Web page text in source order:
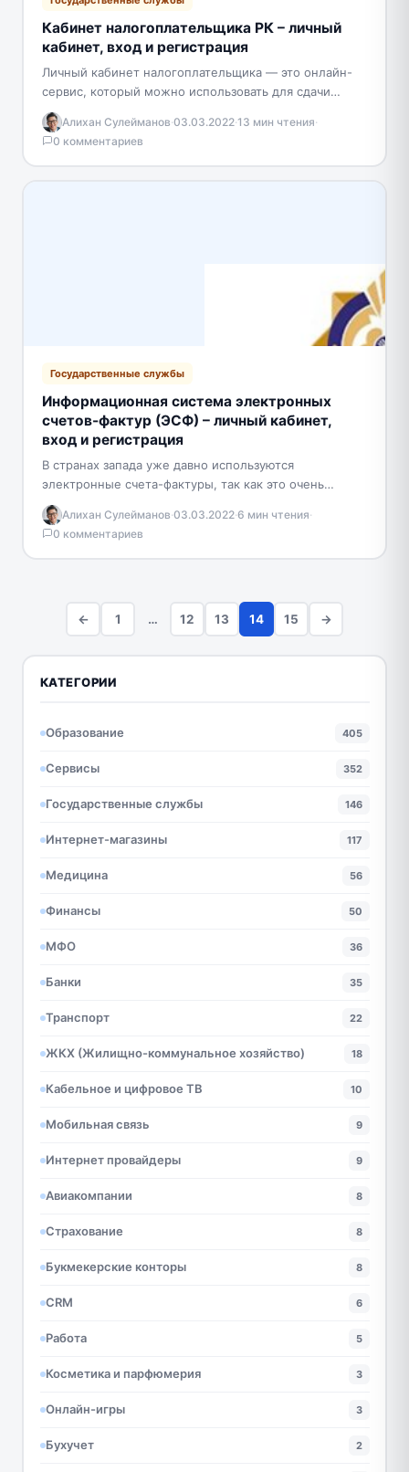
Кабинет налогоплательщика РК – личный
кабинет, вход и регистрация
Личный кабинет налогоплательщика — это онлайн-
сервис, который можно использовать для сдачи
налоговой отчетности, работы со своим лицевым
счетом, получения уведомлений и актуальных…
Алихан Сулейманов·03.03.2022·13 мин чтения·
0 комментариев
Государственные службы
Информационная система электронных
счетов-фактур (ЭСФ) – личный кабинет,
вход и регистрация
В странах запада уже давно используются
электронные счета-фактуры, так как это очень
удобно и практично, а также позволяет экономить
время. В ряде…
Алихан Сулейманов·03.03.2022·6 мин чтения·
0 комментариев
← 1 … 12 13 14 15 →
КАТЕГОРИИ
Образование 405
Сервисы 352
Государственные службы 146
Интернет-магазины 117
Медицина 56
Финансы 50
МФО 36
Банки 35
Транспорт 22
ЖКХ (Жилищно-коммунальное хозяйство) 18
Кабельное и цифровое ТВ 10
Мобильная связь 9
Интернет провайдеры 9
Авиакомпании 8
Страхование 8
Букмекерские конторы 8
CRM 6
Работа 5
Косметика и парфюмерия 3
Онлайн-игры 3
Бухучет 2